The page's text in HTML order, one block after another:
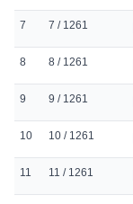
7 7 / 1261
8 8 / 1261
9 9 / 1261
10 10 / 1261
11 11 / 1261